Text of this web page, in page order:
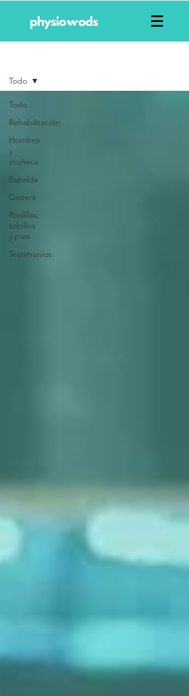
Todo
Rehabilitación
Hombro
y
muñeca
Espalda
Cadera
Rodillas,
tobillos
y pies
Testimonios
Todo